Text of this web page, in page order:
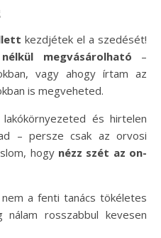
kezdjétek el a szedését!
megvásárolható –
vagy ahogy írtam az
is megveheted.
és hirtelen
– persze csak az orvosi
hogy nézz szét az on-
a fenti tanács tökéletes
rosszabbul kevesen